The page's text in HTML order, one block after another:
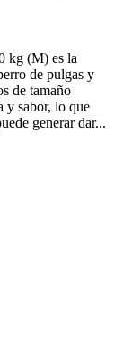
kg (M) es la
de pulgas y
de tamaño
y sabor, lo que
generar dar...